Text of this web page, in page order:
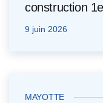
construction
9 juin 2026
MAYOTTE